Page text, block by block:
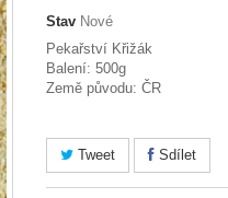
Stav Nové
Pekařství Křižák
Balení: 500g
Země původu: ČR
Tweet Sdílet